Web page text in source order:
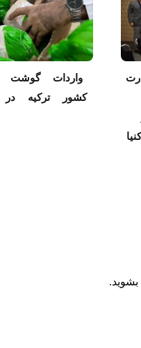
واردات گوشت
کشور ترکیه در
.